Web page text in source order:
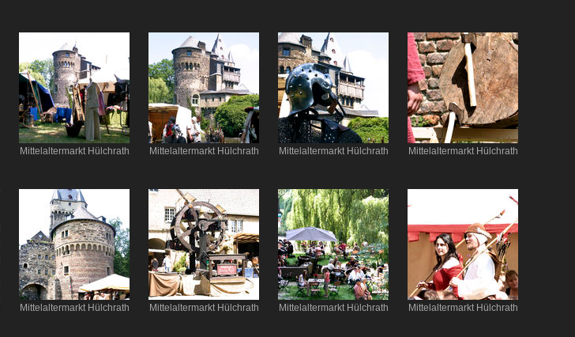
Mittelaltermarkt Hülchrath Mittelaltermarkt Hülchrath Mittelaltermarkt Hülchrath Mittelaltermarkt Hülchrath
Mittelaltermarkt Hülchrath Mittelaltermarkt Hülchrath Mittelaltermarkt Hülchrath Mittelaltermarkt Hülchrath